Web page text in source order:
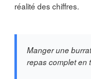
réalité des chiffres.
Manger une
repas complet en